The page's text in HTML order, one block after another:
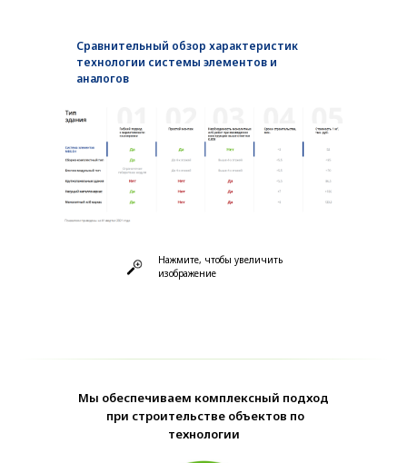
Сравнительный обзор характеристик
технологии системы элементов и
аналогов
Нажмите, чтобы увеличить
изображение
Мы обеспечиваем комплексный подход
при строительстве объектов по
технологии